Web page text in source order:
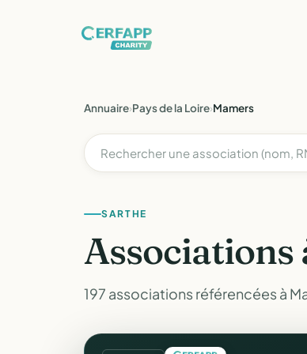
Annuaire›Pays de la Loire›Mamers
SARTHE
Associations
197 associations référencées à